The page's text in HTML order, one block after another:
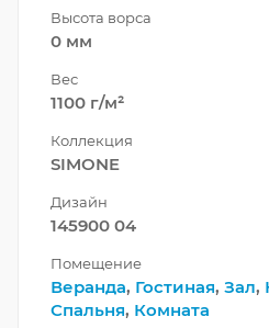
Высота ворса
0 мм
Вес
1100 г/м²
Коллекция
SIMONE
Дизайн
145900 04
Помещение
Веранда, Гостиная, Зал,
Спальня, Комната